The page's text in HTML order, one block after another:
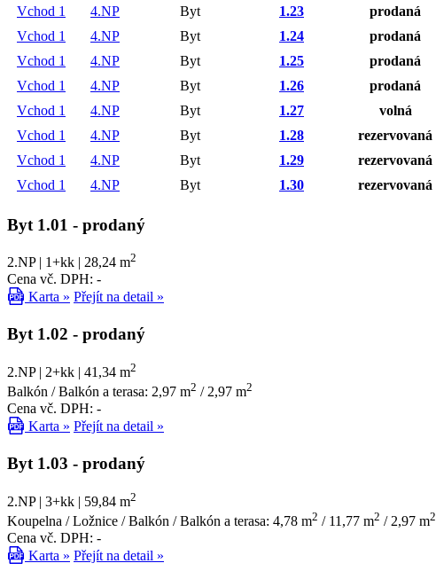
Vchod 1
4.NP Byt 1.23 prodaná
Vchod 1
4.NP Byt 1.24 prodaná
Vchod 1
4.NP Byt 1.25 prodaná
Vchod 1
4.NP Byt 1.26 prodaná
Vchod 1
4.NP Byt 1.27 volná
Vchod 1
4.NP Byt 1.28 rezervovaná
Vchod 1
4.NP Byt 1.29 rezervovaná
Vchod 1
4.NP Byt 1.30 rezervovaná
Byt 1.01 - prodaný
2.NP | 1+kk | 28,24 m2
Cena vč. DPH: -
Karta » Přejít na detail »
Byt 1.02 - prodaný
2.NP | 2+kk | 41,34 m2
Balkón / Balkón a terasa: 2,97 m2 / 2,97 m2
Cena vč. DPH: -
Karta » Přejít na detail »
Byt 1.03 - prodaný
2.NP | 3+kk | 59,84 m2
Koupelna / Ložnice / Balkón / Balkón a terasa: 4,78 m2 / 11,77 m2 / 2,97 m2
Cena vč. DPH: -
Karta » Přejít na detail »